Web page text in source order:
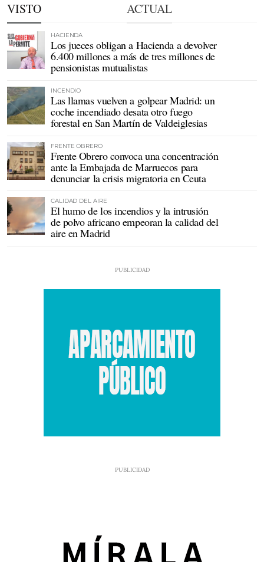
VISTO ACTUAL
HACIENDA
Los jueces obligan a Hacienda a devolver
6.400 millones a más de tres millones de
pensionistas mutualistas
INCENDIO
Las llamas vuelven a golpear Madrid: un
coche incendiado desata otro fuego
forestal en San Martín de Valdeiglesias
FRENTE OBRERO
Frente Obrero convoca una concentración
ante la Embajada de Marruecos para
denunciar la crisis migratoria en Ceuta
CALIDAD DEL AIRE
El humo de los incendios y la intrusión
de polvo africano empeoran la calidad del
aire en Madrid